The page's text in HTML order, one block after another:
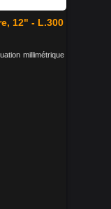
12" - L.300
millimétrique